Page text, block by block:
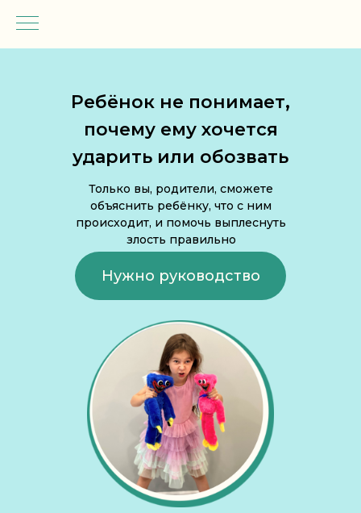
Ребёнок не понимает,
почему ему хочется
ударить или обозвать
Только вы, родители, сможете
объяснить ребёнку, что с ним
происходит, и помочь выплеснуть
злость правильно
Нужно руководство